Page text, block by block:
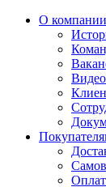
О компании